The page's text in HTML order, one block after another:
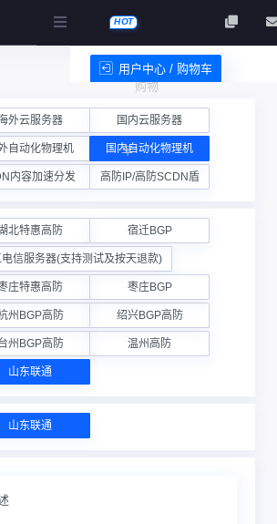
HOT
购物
车
用户中心 / 购物车
服务条款
外云服务器 国内云服务器
自动化物理机 国内自动化物理机
内容加速分发 高防IP/高防SCDN盾
北特惠高防 宿迁BGP
信服务器(支持测试及按天退款)
庄特惠高防 枣庄BGP
州BGP高防 绍兴BGP高防
州BGP高防 温州高防
山东联通
山东联通